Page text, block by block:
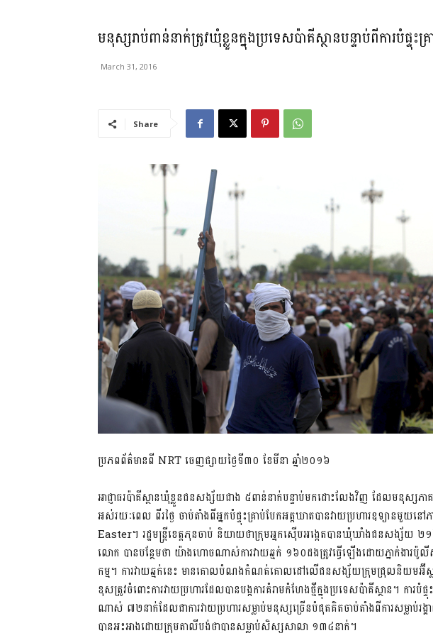
មនុស្សរាប់ពាន់នាក់ត្រូវឃុំខ្លួន​ក្នុងប្រទេសប៉ាគីស្ថាន​បន្ទាប់ពីការបំផ្
March 31, 2016
Share
ប្រភពព័ត៌មានពី NRT ចេញផ្សាយថ្ងៃទី​៣០ ខែមីនា ឆ្នាំ​២០១៦
អាជ្ញាធរប៉ាគីស្ថានឃុំខ្លួនជនសង្ស័យជាង ៥ពាន់នាក់បន្ទាប់មកដោះលែងវិញ ដែលមនុស្សភ
អស់រយៈពេល ពីរថ្ងៃ ចាប់តាំងពីអ្នកបំផ្ទុះគ្រាប់បែកអត្តឃាតបានវាយប្រហារ​ឧទ្យាន​មួយន
Easter។ រដ្ឋមន្រ្តីខេត្តភុនចាប់ និយាយថាក្រុមអ្នកស៊ើបអង្កេតបានឃុំឃាំងជនសង្ស័យ ២១
លោក បានបន្ថែមថា យ៉ាងហោចណាស់ការវាយឆ្មក់ ១៦០ដងត្រូវធ្វើឡើងដោយភ្នាក់ងារប៉ូលីសទី
កម្ម។ ការវាយឆ្មក់នេះ មានគោលបំណងកំណត់គោលដៅលើជនសង្ស័យក្រុ​ម​ជ្រុលនិយមអ៊ី
ខុសត្រូវចំពោះការវាយប្រហារដែលបានបង្កការគំរាមកំហែងថ្មីក្នុងប្រទេសប៉ាគីស្ថាន។ កា
ណាស់ ៧២នាក់ដែលជាការវាយប្រហារសម្លាប់មនុស្សច្រើនបំផុតគិតចាប់តាំងពីការ​សម្លាប់​
បានអះអាងដោយក្រុមតាលីបង់ថាបានសម្លាប់សិស្សសាលា ១៣៤នាក់។